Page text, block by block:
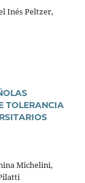
Inés Peltzer,
TOLERANCIA
Michelini,